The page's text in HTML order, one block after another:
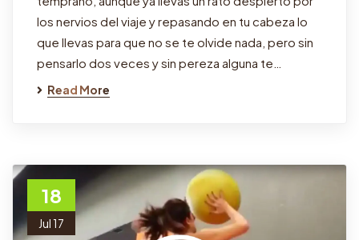
los nervios del viaje y repasando en tu cabeza lo
que llevas para que no se te olvide nada, pero sin
pensarlo dos veces y sin pereza alguna te…
Read More
18
Jul 17